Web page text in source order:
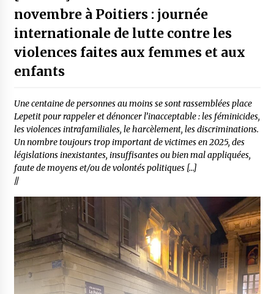
novembre à Poitiers : journée
internationale de lutte contre les
violences faites aux femmes et aux
enfants
Une centaine de personnes au moins se sont rassemblées place
Lepetit pour rappeler et dénoncer l’inacceptable : les féminicides,
les violences intrafamiliales, le harcèlement, les discriminations.
Un nombre toujours trop important de victimes en 2025, des
législations inexistantes, insuffisantes ou bien mal appliquées,
faute de moyens et/ou de volontés politiques […]
//